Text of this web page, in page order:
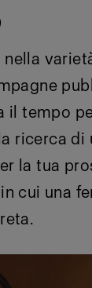
il tempo
ricerca di
la tua
cui una